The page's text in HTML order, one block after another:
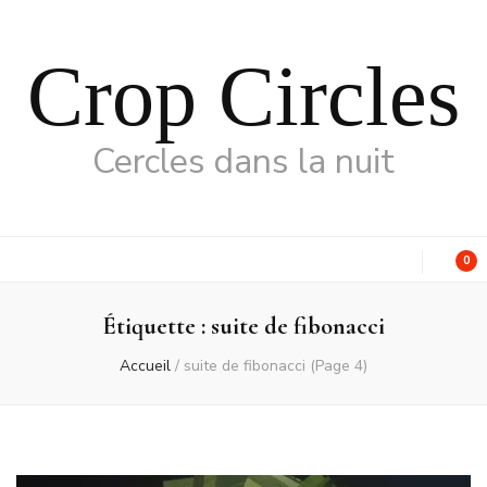
Crop Circles
Cercles dans la nuit
0
Étiquette : suite de fibonacci
Accueil / suite de fibonacci (Page 4)